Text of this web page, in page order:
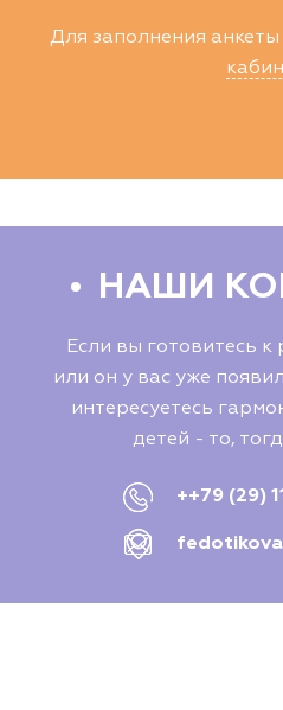
Для заполнения
НАШИ
Если вы готовитесь
или он у вас уже
интересуетесь
детей - то,
++79 (29)